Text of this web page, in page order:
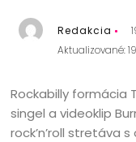
Redakcia
Aktualizované:
Rockabilly formácia
singel a videoklip
rock’n’roll stretáva